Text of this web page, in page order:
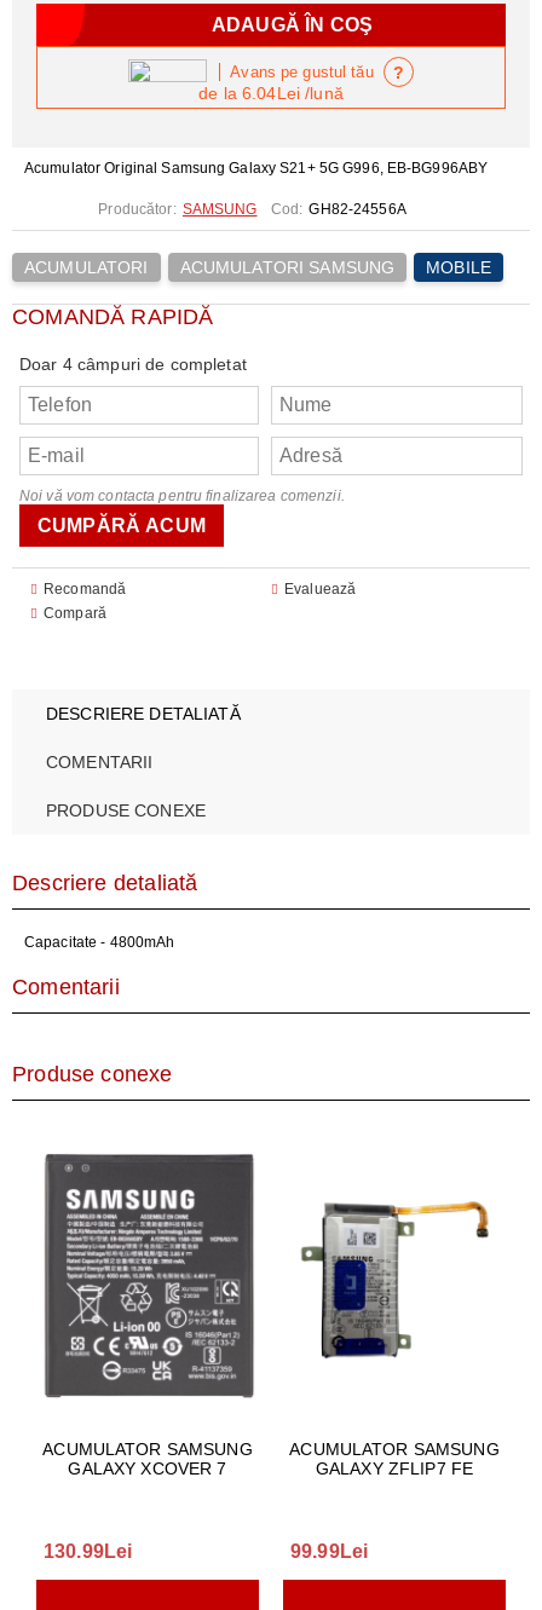
Acumulator Original Samsung Galaxy S21+ 5G G996, EB-BG996ABY
Producător: SAMSUNG Cod: GH82-24556A
ACUMULATORI ACUMULATORI SAMSUNG MOBILE
COMANDĂ RAPIDĂ
Doar 4 câmpuri de completat
Noi vă vom contacta pentru finalizarea comenzii.
Recomandă
Evaluează
Compară
de la 6.04Lei/lună
Avans pe gustul tău ?
DESCRIERE DETALIATĂ
COMENTARII
PRODUSE CONEXE
Descriere detaliată
Capacitate - 4800mAh
Comentarii
Produse conexe
ACUMULATOR SAMSUNG
GALAXY XCOVER 7
130.99Lei
ACUMULATOR SAMSUNG
GALAXY ZFLIP7 FE
99.99Lei